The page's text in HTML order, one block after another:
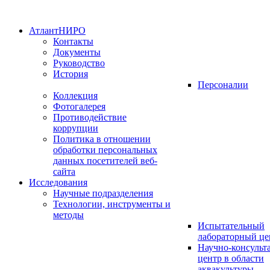
АтлантНИРО
Контакты
Документы
Руководство
История
Персоналии
Коллекция
Фотогалерея
Противодействие
коррупции
Политика в отношении
обработки персональных
данных посетителей веб-
сайта
Исследования
Научные подразделения
Технологии, инструменты и
методы
Испытательный
лабораторный
Научно-
центр в области